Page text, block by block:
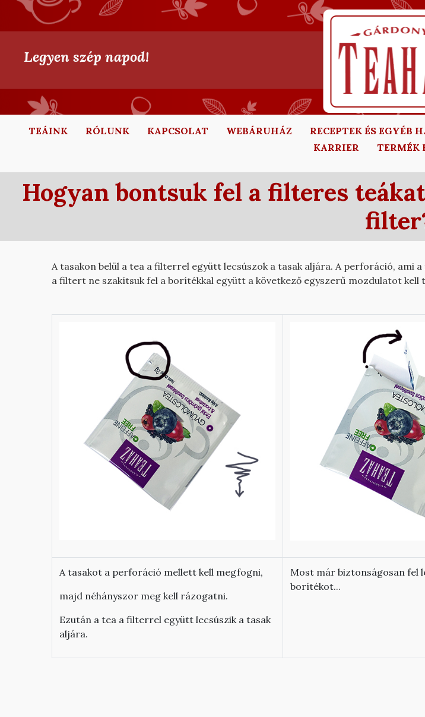
Legyen szép napod!
TEÁINK RÓLUNK KAPCSOLAT WEBÁRUHÁZ RECEPTEK ÉS EGYÉB
KARRIER
TERMÉK
Hogyan bontsuk fel a filteres
A tasakon belül a tea a filterrel együtt lecsúszok a tasak aljára. A perforáció,
a filtert ne szakítsuk fel a borítékkal együtt a következő egyszerű mozdulatot kell
A tasakot a perforáció mellett kell megfogni,
majd néhányszor meg kell rázogatni.
Ezután a tea a filterrel együtt lecsúszik a tasak
aljára.
Most már biztonságosan fel
borítékot...